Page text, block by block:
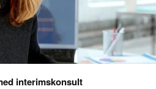
interimskonsult